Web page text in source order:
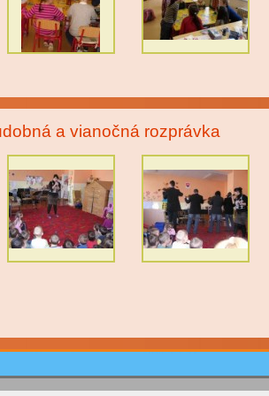
a vianočná rozprávka